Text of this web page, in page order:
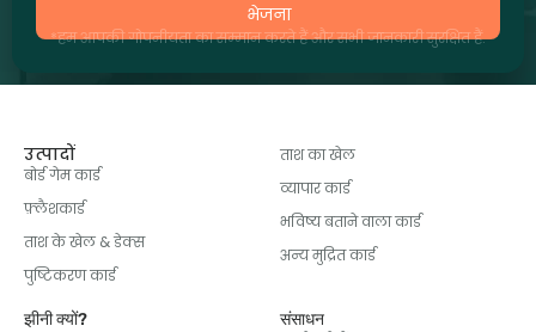
भेजना
*हम आपकी गोपनीयता का सम्मान करते हैं और सभी जानकारी सुरक्षित हैं.
उत्पादों
बोर्ड गेम कार्ड
फ़्लैशकार्ड
ताश के खेल & डेक्स
पुष्टिकरण कार्ड
ताश का खेल
व्यापार कार्ड
भविष्य बताने वाला कार्ड
अन्य मुद्रित कार्ड
झीनी क्यों?
संसाधन